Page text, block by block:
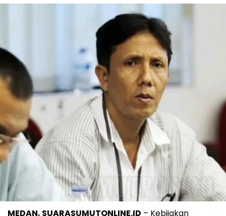
MEDAN, SUARASUMUTONLINE.ID – Kebijakan